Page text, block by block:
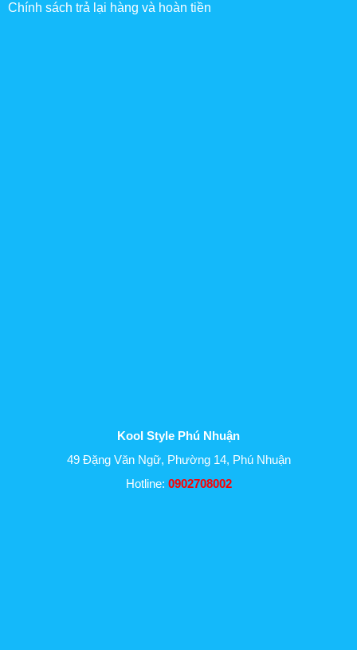
Chính sách trả lại hàng và hoàn tiền
Kool Style Phú Nhuận
49 Đặng Văn Ngữ, Phường 14, Phú Nhuận
Hotline: 0902708002